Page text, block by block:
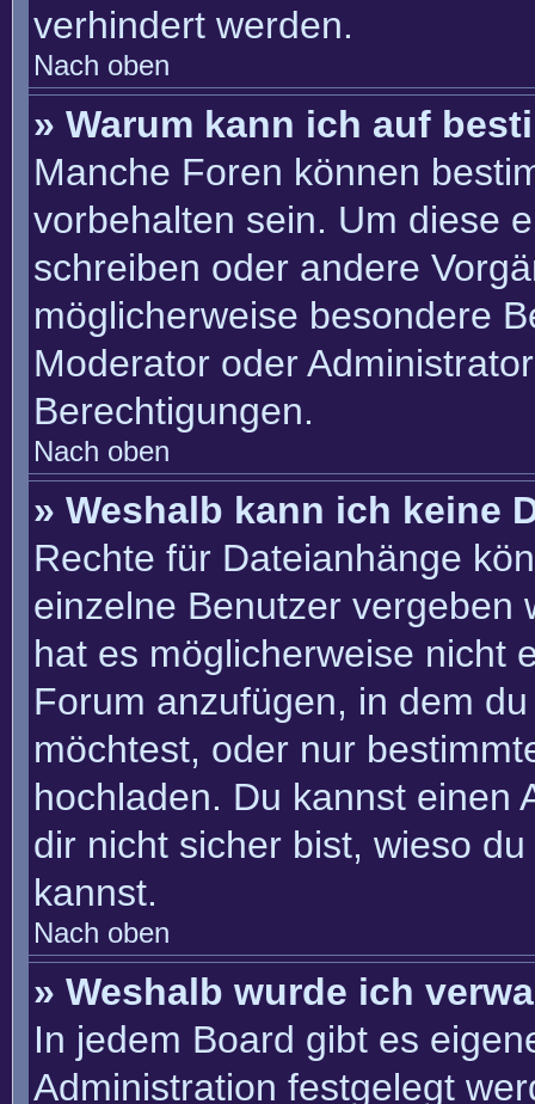
verhindert werden.
Nach oben
» Warum kann ich auf
Manche Foren können
vorbehalten sein. Um diese
schreiben oder andere
möglicherweise besondere
Moderator oder
Berechtigungen.
Nach oben
» Weshalb kann ich keine
Rechte für Dateianhänge
einzelne Benutzer vergeben
hat es möglicherweise nicht
Forum anzufügen, in dem
möchtest, oder nur
hochladen. Du kannst einen
dir nicht sicher bist, wieso
kannst.
Nach oben
» Weshalb wurde ich
In jedem Board gibt es
Administration festgelegt